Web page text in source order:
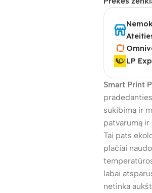
LP
Smart Print
sukibimą ir
patvarumą
Tai pats
plačiai
labai
netinka